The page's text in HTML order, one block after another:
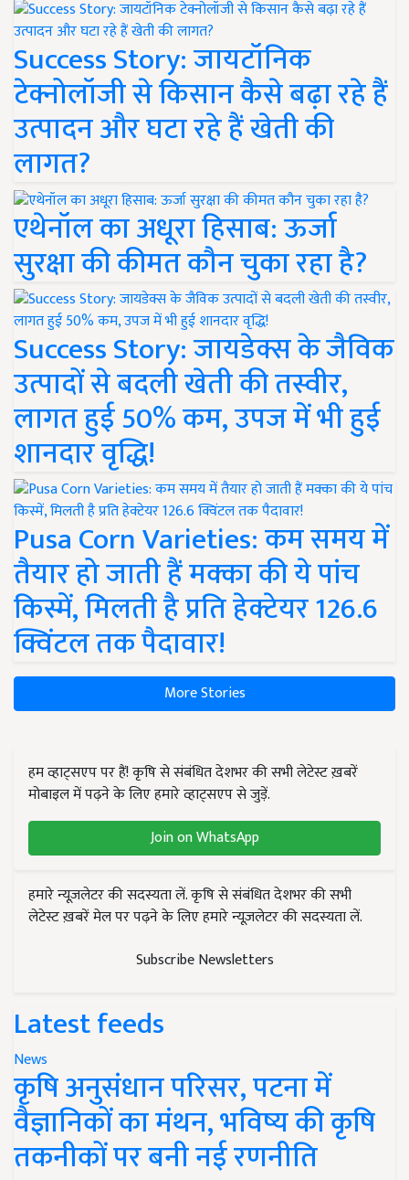
Success Story: जायटॉनिक
टेक्नोलॉजी से किसान कैसे बढ़ा रहे हैं
उत्पादन और घटा रहे हैं खेती की
लागत?
एथेनॉल का अधूरा हिसाब: ऊर्जा
सुरक्षा की कीमत कौन चुका रहा है?
Success Story: जायडेक्स के जैविक
उत्पादों से बदली खेती की तस्वीर,
लागत हुई 50% कम, उपज में भी हुई
शानदार वृद्धि!
Pusa Corn Varieties: कम समय में
तैयार हो जाती हैं मक्का की ये पांच
किस्में, मिलती है प्रति हेक्टेयर 126.6
क्विंटल तक पैदावार!
More Stories
हम व्हाट्सएप पर हैं! कृषि से संबंधित देशभर की सभी लेटेस्ट ख़बरें
मोबाइल में पढ़ने के लिए हमारे व्हाट्सएप से जुड़ें.
Join on WhatsApp
हमारे न्यूज़लेटर की सदस्यता लें. कृषि से संबंधित देशभर की सभी
लेटेस्ट ख़बरें मेल पर पढ़ने के लिए हमारे न्यूज़लेटर की सदस्यता लें.
Subscribe Newsletters
Latest feeds
News
कृषि अनुसंधान परिसर, पटना में
वैज्ञानिकों का मंथन, भविष्य की कृषि
तकनीकों पर बनी नई रणनीति